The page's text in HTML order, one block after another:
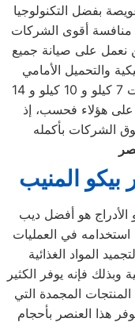
بفضل التكنولوجيا
منافسة أقوى الشركات
نعمل على صيانة جميع
والتحميل الأمامي
والتحميل العلوي، بالإضافة إلى غسالات 7 كيلو و 10 كيلو و 14
على هؤلاء فحسب، إذ
المنيب
الأدراج هو أفضل ديب
استخدامه في العمليات
المواد الغذائية
وبذلك فإنه يوفر الكثير
المجمدة التي
هذا العنصر بأحجام